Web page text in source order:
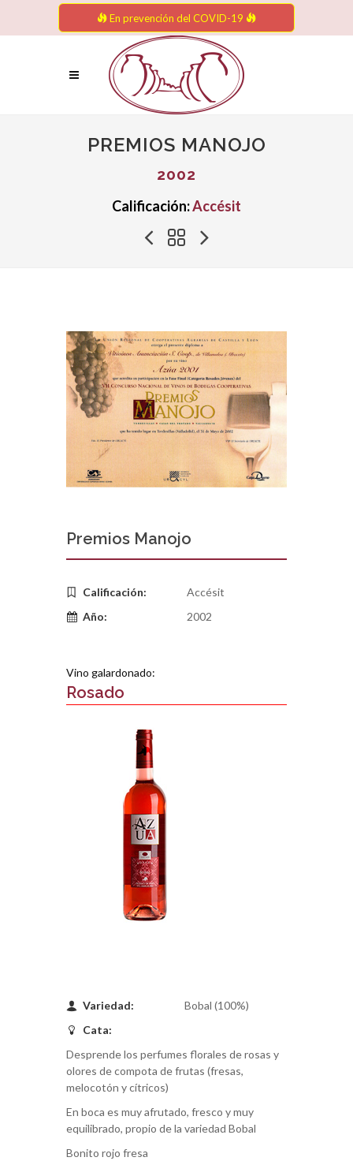
En prevención del COVID-19
PREMIOS MANOJO
2002
Calificación:Accésit
Premios Manojo
Calificación:
Accésit
Año:
2002
Vino galardonado:
Rosado
Variedad:
Bobal (100%)
Cata:
Desprende los perfumes florales de rosas y
olores de compota de frutas (fresas,
melocotón y cítricos)
En boca es muy afrutado, fresco y muy
equilibrado, propio de la variedad Bobal
Bonito rojo fresa